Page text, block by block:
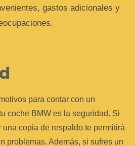
gastos adicionales y
para contar con un
coche BMW es la seguridad. Si
copia de respaldo te permitirá
problemas. Además, si sufres un